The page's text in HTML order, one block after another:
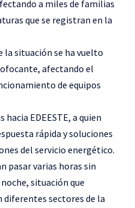
a miles de familias
que se registran en la
la situación se ha vuelto
afectando el
de equipos
hacia EDEESTE, a quien
rápida y soluciones
del servicio energético.
pasar varias horas sin
situación que
sectores de la